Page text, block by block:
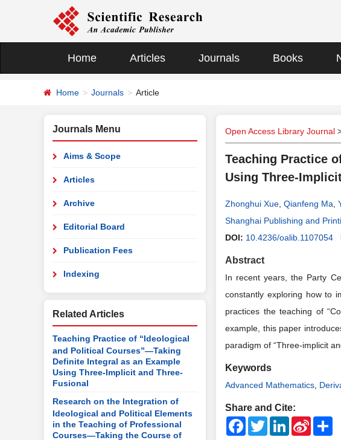
Home Articles Journals Books
Home Journals Article
Open Access Library Journal
Teaching Practice
Using Three-
Zhonghui Xue Qianfeng Ma
Shanghai Publishing and
DOI: 10.4236/oalib.1107054
Abstract
In recent years, the Party
constantly exploring how to
practices the teaching of
example, this paper
paradigm of “Three-implicit
Keywords
Advanced Mathematics
Share and Cite:
FacebookTwitterLinkedInSina
Weibo
Journals Menu
Aims & Scope
Articles
Archive
Editorial Board
Publication Fees
Indexing
Related Articles
Teaching Practice of “Ideological
and Political Courses”—Taking
Definite Integral as an Example
Using Three-Implicit and Three-
Fusional
Research on the Integration of
Ideological and Political Elements
in the Teaching of Professional
Courses—Taking the Course of